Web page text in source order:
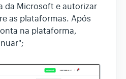
da Microsoft e autorizar
as plataformas. Após
na plataforma,